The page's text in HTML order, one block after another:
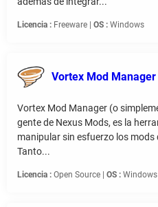
Licencia : Freeware | OS : Windows
Vortex Mod Manager
Vortex Mod Manager (o
gente de Nexus Mods, es la
manipular sin esfuerzo los
Tanto...
Licencia : Open Source | OS : Windows